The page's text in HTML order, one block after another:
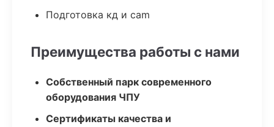
Подготовка кд и cam
Преимущества работы с нами
Собственный парк современного
оборудования ЧПУ
Сертификаты качества и